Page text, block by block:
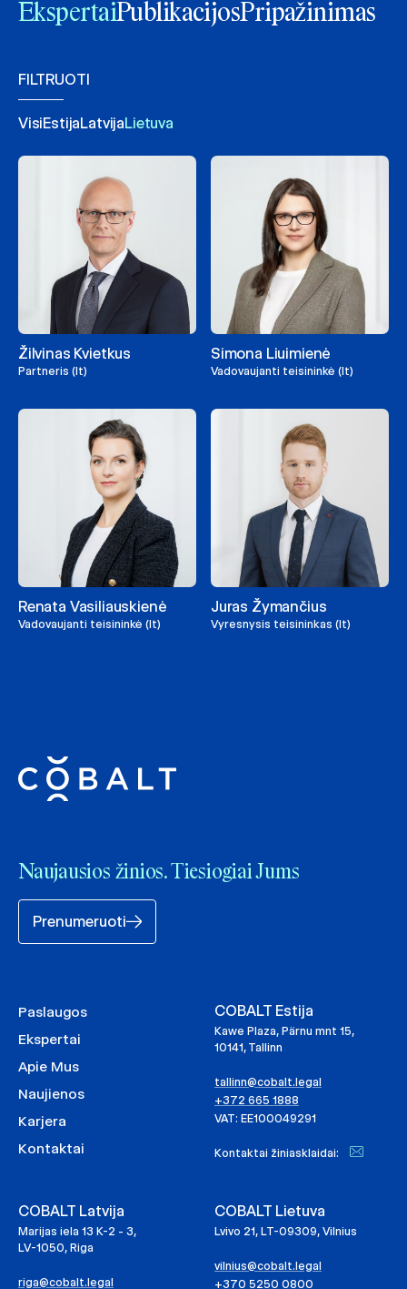
EkspertaiPublikacijosPripažinimas
FILTRUOTI
VisiEstijaLatvijaLietuva
Žilvinas Kvietkus
Partneris (lt)
Simona Liuimienė
Vadovaujanti teisininkė (lt)
Renata Vasiliauskienė
Vadovaujanti teisininkė (lt)
Juras Žymančius
Vyresnysis teisininkas (lt)
Naujausios žinios. Tiesiogiai Jums
Prenumeruoti
Paslaugos
Ekspertai
Apie Mus
Naujienos
Karjera
Kontaktai
COBALT Estija
Kawe Plaza, Pärnu mnt 15,
10141, Tallinn
tallinn@cobalt.legal
+372 665 1888
VAT: EE100049291
Kontaktai žiniasklaidai:
COBALT Latvija
Marijas iela 13 K-2 - 3,
LV-1050, Riga
riga@cobalt.legal
COBALT Lietuva
Lvivo 21, LT-09309, Vilnius
vilnius@cobalt.legal
+370 5250 0800